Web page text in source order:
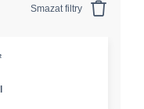
Smazat filtry